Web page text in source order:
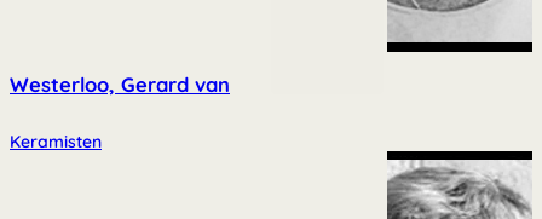
Westerloo, Gerard van
Keramisten